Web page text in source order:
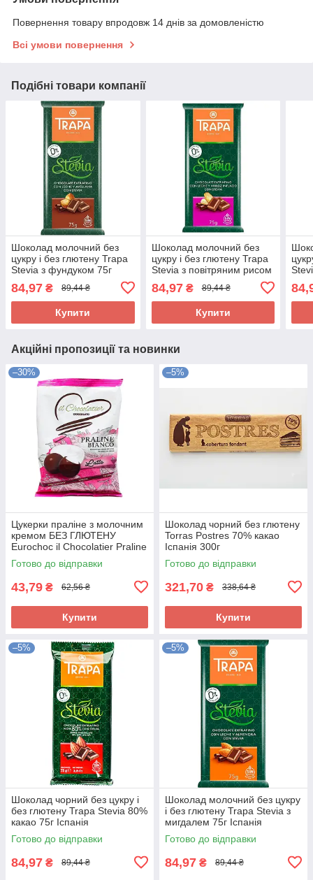
Повернення товару впродовж 14 днів за домовленістю
Всі умови повернення
Подібні товари компанії
Шоколад молочний без
цукру і без глютену Trapa
Stevia з фундуком 75г
84,97 ₴ 89,44 ₴
Купити
Шоколад молочний без
цукру і без глютену Trapa
Stevia з повітряним рисом
84,97₴ 89,44 ₴
Купити
Акційні пропозиції та новинки
–30%
Цукерки праліне з молочним
кремом БЕЗ ГЛЮТЕНУ
Eurochoc il Chocolatier Praline
Bianco 100г Іспанія
Готово до відправки
43,79 ₴ 62,56 ₴
Купити
–5%
Шоколад чорний без глютену
Torras Postres 70% какао
Іспанія 300г
Готово до відправки
321,70 ₴ 338,64 ₴
Купити
–5%
Шоколад чорний без цукру і
без глютену Trapa Stevia 80%
какао 75г Іспанія
Готово до відправки
84,97 ₴ 89,44 ₴
–5%
Шоколад молочний без цукру
і без глютену Trapa Stevia з
мигдалем 75г Іспанія
Готово до відправки
84,97 ₴ 89,44 ₴